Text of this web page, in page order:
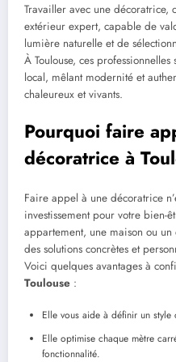
Travailler avec une décoratrice,
extérieur expert, capable de
lumière naturelle et de
À Toulouse, ces
local, mêlant modernité et
chaleureux et vivants.
Pourquoi faire
décoratrice à
Faire appel à une décoratrice
investissement pour votre bien-
appartement, une maison ou
des solutions concrètes et
Voici quelques avantages à
Toulouse :
Elle vous aide à définir un style
Elle optimise chaque mètre
fonctionnalité.